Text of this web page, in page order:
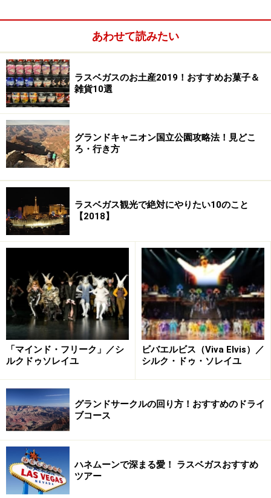
ニューヨークニューヨークで行われているシルクドソレ
イユの大人向けのショーです。ほぼフルヌードのパフォ
ーマーたちが、シルクドソレイユならではのアクロバテ
ィックな演技を繰り広げます。
他のシルクドソレイユのショーは5歳からOKですが、ズ
ーマニティは18歳以上のみ入場可能。チケットはオンラ
インや電話でも買えますが、ニューヨークニューヨーク
の入り口付近で、オフィシャルの半額チケットを配って
いる場合が多いです。大人向けのショーということもあ
り、当日の予約でも見れますので、そう言った半額チケ
ットをゲットしてから購入した方がベターです。
＜DATA＞
■
Zumanity（ズーマニティ）
住所：3790 Las Vegas Blvd S. Las Vegas, NV 89109
TEL：1-866-606-7111
時間：金～火曜19:30、22:00
料金：129.00ドル（カップルシート） / 105.00ドル /
79.00ドル/ 69.00ドル
アクセス：ニューヨークニューヨーク1階
あわせて読みたい
ラスベガスのお土産2019！おすすめお菓子＆
雑貨10選
グランドキャニオン国立公園攻略法！見どこ
ろ・行き方
ラスベガス観光で絶対にやりたい10のこと
【2018】
「マインド・フリーク」／シ
ルクドゥソレイユ
ビバエルビス（Viva Elvis）／
シルク・ドゥ・ソレイユ
グランドサークルの回り方！おすすめのドライ
ブコース
ハネムーンで深まる愛！ ラスベガスおすすめ
ツアー